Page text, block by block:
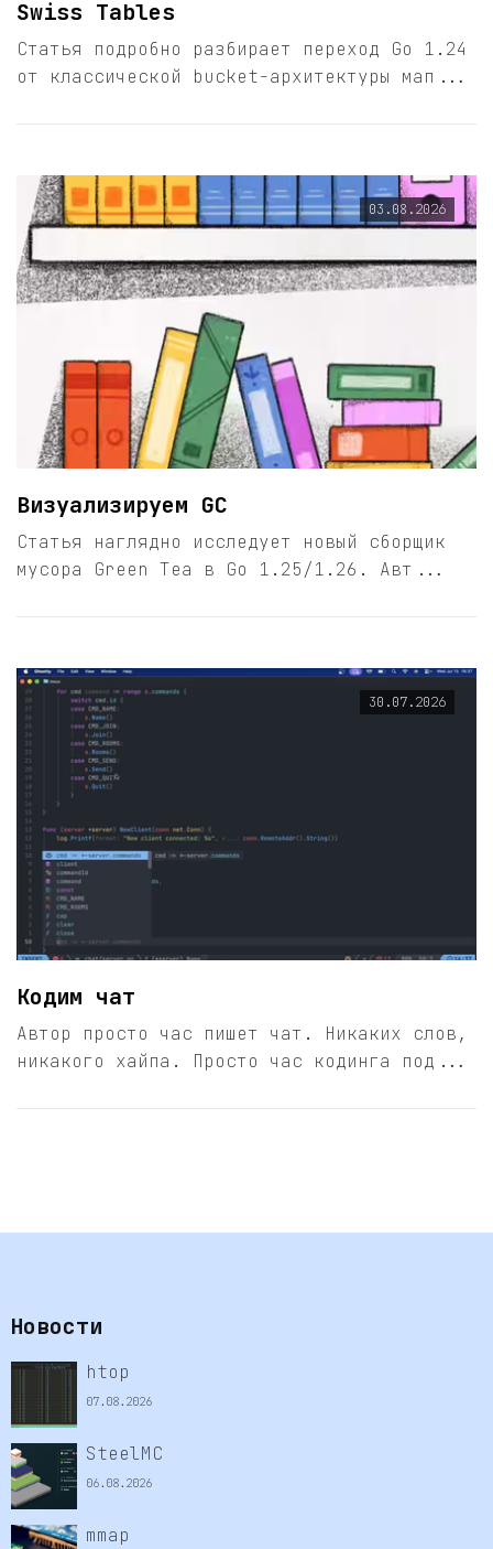
Swiss Tables
Статья подробно разбирает переход Go 1.24
от классической bucket-архитектуры мап...
03.08.2026
Визуализируем GC
Статья наглядно исследует новый сборщик
мусора Green Tea в Go 1.25/1.26. Авт...
30.07.2026
Кодим чат
Автор просто час пишет чат. Никаких слов,
никакого хайпа. Просто час кодинга под...
Новости
htop
07.08.2026
SteelMC
06.08.2026
mmap